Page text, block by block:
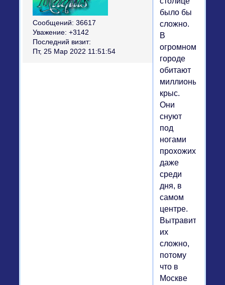
Сообщений: 36617
Уважение: +3142
Последний визит:
Пт, 25 Мар 2022 11:51:54
было бы
сложно.
В
огромном
городе
обитают
миллионы
крыс.
Они
снуют
под
ногами
прохожих
даже
среди
дня, в
самом
центре.
Вытравить
их
сложно,
потому
что в
Москве